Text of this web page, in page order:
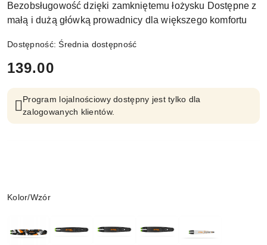
Bezobsługowość dzięki zamkniętemu łożysku Dostępne z
małą i dużą główką prowadnicy dla większego komfortu
Dostępność:Średnia dostępność
cena:
139.00
Program lojalnościowy dostępny jest tylko dla
zalogowanych klientów.
Wariant
Kolor/Wzór